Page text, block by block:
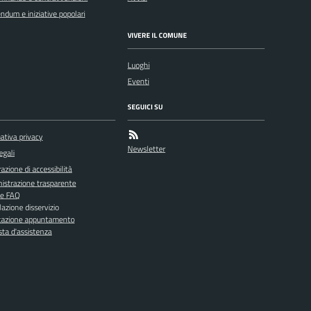
e iniziative popolari
VIVERE IL COMUNE
Luoghi
Eventi
privacy
di accessibilità
trasparente
FAQ
disservizio
appuntamento
d'assistenza
SEGUICI SU
Newsletter